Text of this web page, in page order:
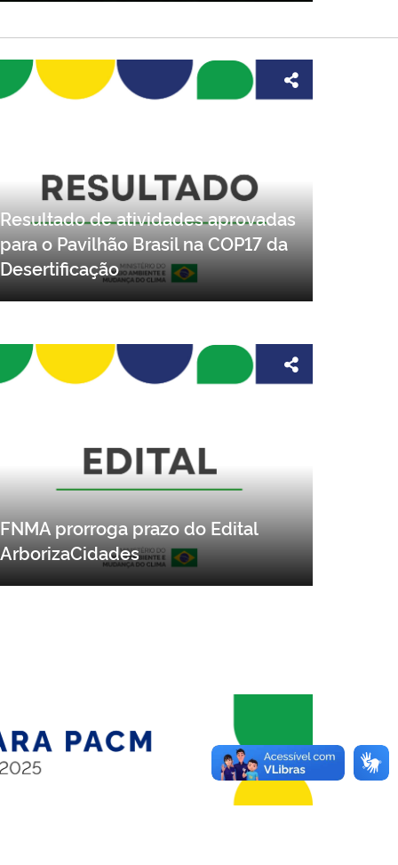
Resultado de atividades aprovadas
para o Pavilhão Brasil na COP17 da
FNMA prorroga prazo do Edital